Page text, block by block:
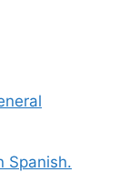
Spanish.